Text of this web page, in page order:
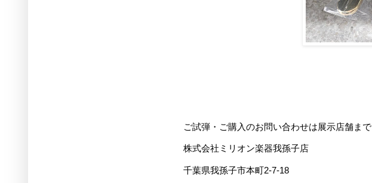
ご試弾・ご購入のお問い合わせは展示店舗まで
株式会社ミリオン楽器我孫子店
千葉県我孫子市本町2-7-18